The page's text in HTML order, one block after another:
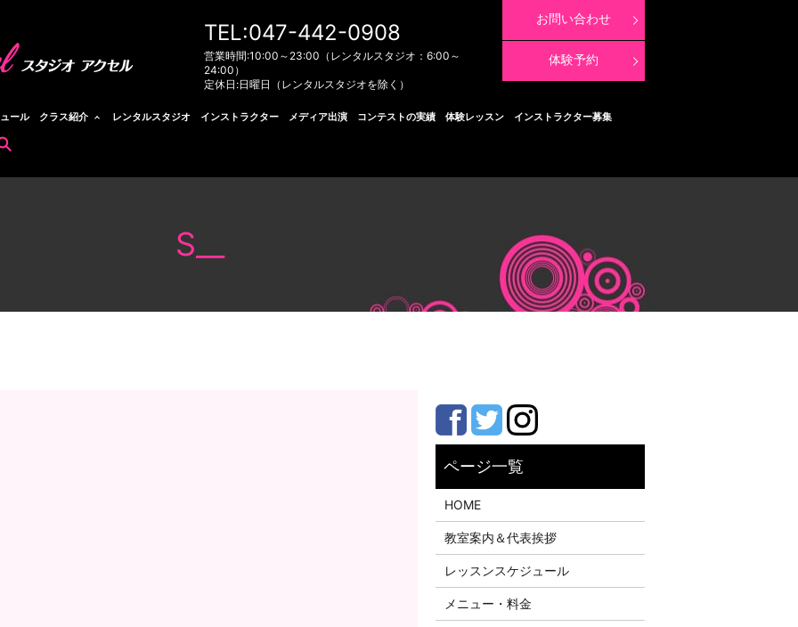
ール クラス紹介 レンタルスタジオ インストラクター メディア出演 コンテストの実績 体験レッスン
インストラクター募集
TEL:047-442-0908
営業時間:10:00～23:00（レンタルスタジオ：6:00～
24:00）
定休日:日曜日（レンタルスタジオを除く）
お問い合わせ
体験予約
S__
HOME
教室案内＆代表挨拶
レッスンスケジュール
メニュー・料金